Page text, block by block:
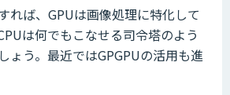
れば、GPUは画像処理に特化して
は何でもこなせる司令塔のよう
ょう。最近ではGPGPUの活用も進